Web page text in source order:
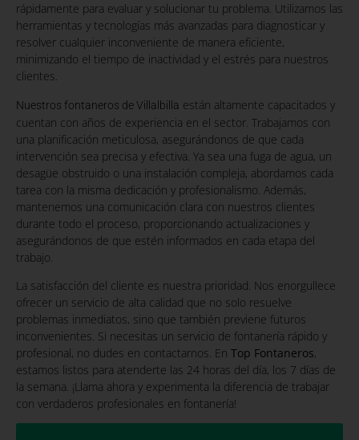
rápidamente para evaluar y solucionar tu problema. Utilizamos las
herramientas y tecnologías más avanzadas para diagnosticar y
resolver cualquier inconveniente de manera eficiente,
minimizando el tiempo de inactividad y el estrés para nuestros
clientes.
Nuestros fontaneros de Villalbilla están altamente capacitados y
cuentan con años de experiencia en el sector. Trabajamos con
una planificación meticulosa, asegurándonos de que cada
intervención sea precisa y efectiva. Ya sea una fuga de agua, un
desagüe obstruido o una instalación compleja, abordamos cada
tarea con la misma dedicación y profesionalismo. Además,
mantenemos una comunicación clara con nuestros clientes
durante todo el proceso, proporcionando actualizaciones y
asegurándonos de que estén informados en cada etapa del
trabajo.
La satisfacción del cliente es nuestra prioridad. Nos enorgullece
ofrecer un servicio de alta calidad que no solo resuelve
problemas inmediatos, sino que también previene futuros
inconvenientes. Si necesitas un servicio de fontanería rápido y
profesional, no dudes en contactarnos. En Top Fontaneros,
estamos listos para atenderte las 24 horas del día, los 7 días de
la semana. ¡Llama ahora y experimenta la diferencia de trabajar
con verdaderos profesionales en fontanería!